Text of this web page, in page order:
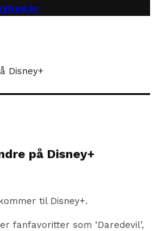
Disney+
på Disney+
til Disney+.
fanfavoritter som ‘Daredevil’,